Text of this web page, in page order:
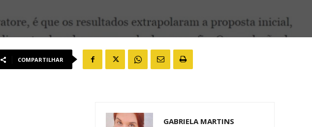
COMPARTILHAR
GABRIELA MARTINS